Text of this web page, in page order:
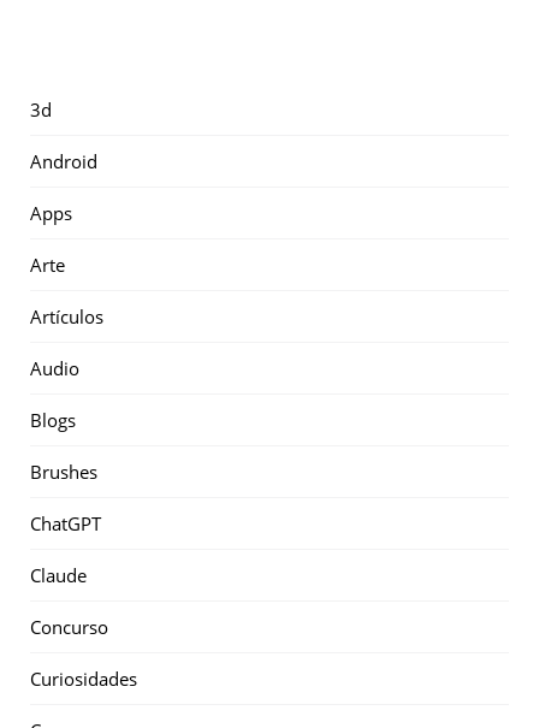
3d
Android
Apps
Arte
Artículos
Audio
Blogs
Brushes
ChatGPT
Claude
Concurso
Curiosidades